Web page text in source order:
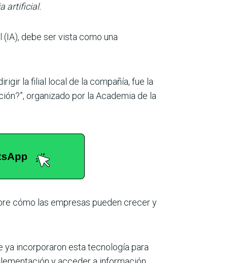
artificial.
debe ser vista como una
la filial local de la compañía, fue la
organizado por la Academia de la
cómo las empresas pueden crecer y
incorporaron esta tecnología para